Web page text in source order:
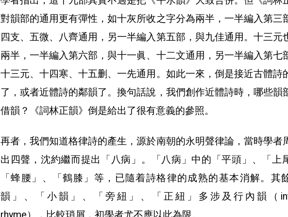
對韻部的通用更有彈性，如十灰所收之字分為兩半，一半編入第三
四支、五微、八齊通用，另一半編入第五部，與九佳通用。十三元
兩半，一半編入第六部，與十一眞、十二文通用，另一半編入第七
十三元、十四寒、十五删、一先通用。如此一來，倒是接近古體詩
了，或者近體詩的鄰韻了。換句話說，我們創作近體詩時，哪些韻
借韻？《詞林正韻》倒是給出了很有意義的參照。
再者，我們知道格律詩的產生，源於南朝的永明聲律論，當時學者
出四聲，沈約繼而提出「八病」。「八病」中的「平頭」、「上
「蜂腰」、「鶴膝」等，已隨着詩格律的成熟的基本消解。其
韻」、「小韻」、「旁紐」、「正紐」多涉及行內韻（